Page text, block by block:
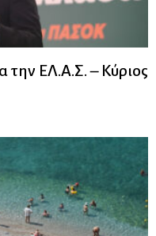
ΕΛ.Α.Σ. – Κύριος